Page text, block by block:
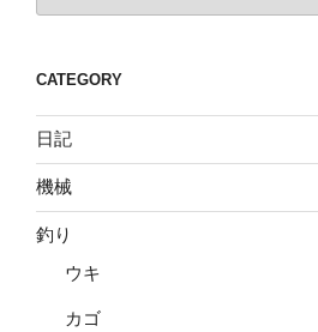
CATEGORY
日記
機械
釣り
ウキ
カゴ